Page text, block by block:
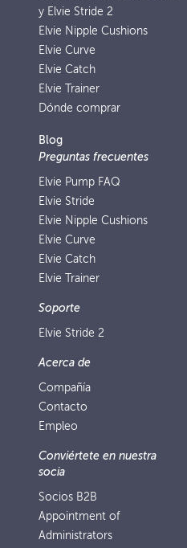
y Elvie Stride 2
Elvie Nipple Cushions
Elvie Curve
Elvie Catch
Elvie Trainer
Dónde comprar
Blog
Preguntas frecuentes
Elvie Pump FAQ
Elvie Stride
Elvie Nipple Cushions
Elvie Curve
Elvie Catch
Elvie Trainer
Soporte
Elvie Stride 2
Acerca de
Compañía
Contacto
Empleo
Conviértete en nuestra
socia
Socios B2B
Appointment of
Administrators